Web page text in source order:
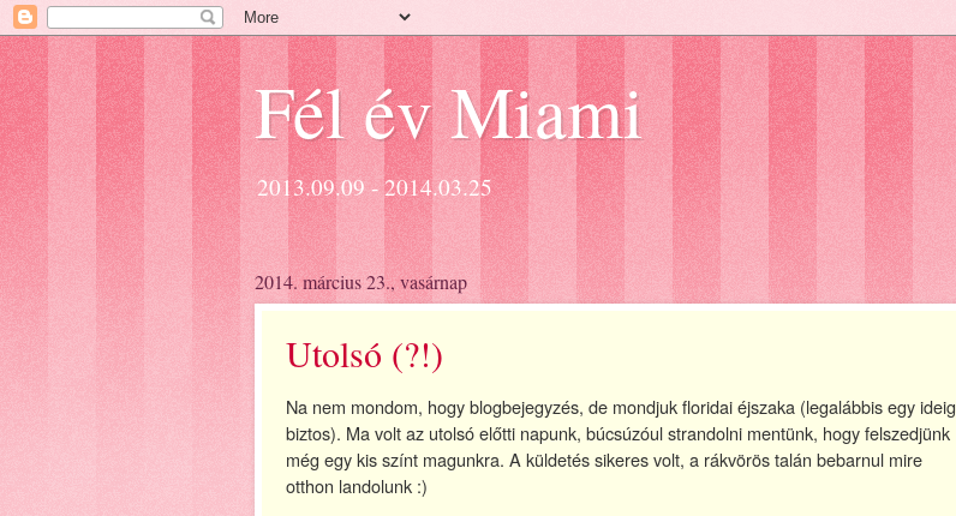
Fél év Miami
2013.09.09 - 2014.03.25
2014. március 23., vasárnap
Utolsó (?!)
Na nem mondom, hogy blogbejegyzés, de mondjuk floridai éjszaka (legalábbis egy ideig
biztos). Ma volt az utolsó előtti napunk, búcsúzóul strandolni mentünk, hogy felszedjünk
még egy kis színt magunkra. A küldetés sikeres volt, a rákvörös talán bebarnul mire
otthon landolunk :)